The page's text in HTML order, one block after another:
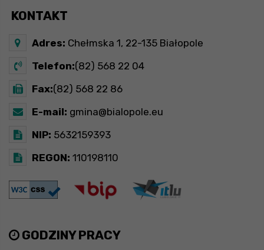
KONTAKT
Adres: Chełmska 1, 22-135 Białopole
Telefon:(82) 568 22 04
Fax:(82) 568 22 86
E-mail: gmina@bialopole.eu
NIP: 5632159393
REGON: 110198110
GODZINY PRACY